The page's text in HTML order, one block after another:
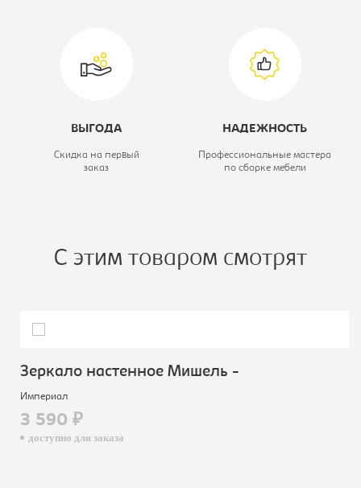
ВЫГОДА
Скидка на первый
заказ
НАДЕЖНОСТЬ
Профессиональные мастера
по сборке мебели
С этим товаром смотрят
Зеркало настенное Мишель -
Империал
3 590 ₽
доступно для заказа